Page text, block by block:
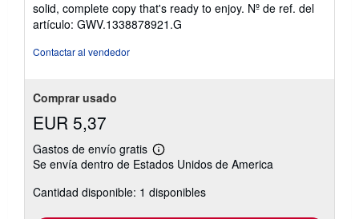
estrellas
solid, complete copy that's ready to enjoy. Nº de ref. del
artículo: GWV.1338878921.G
Contactar al vendedor
Comprar usado
EUR 5,37
Gastos de envío gratis
Más
información
las
tarifas
Se envía dentro de Estados Unidos de America
Cantidad disponible: 1 disponibles